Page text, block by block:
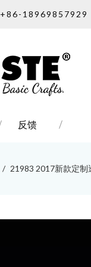
+86-18969857929
反馈
/ 21983 2017新款定制